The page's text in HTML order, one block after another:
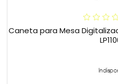
Caneta para Mesa